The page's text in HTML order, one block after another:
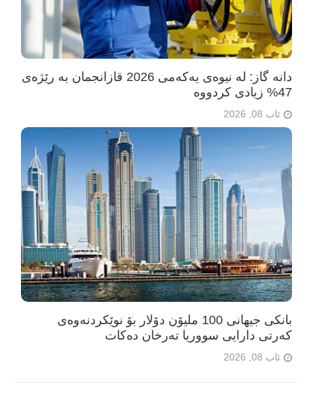
دانە گاز: لە نیوەی یەکەمی 2026 قازانجمان بە رێژەی
47% زیادی کردووە
ئاب 08, 2026
بانکی جیهانی 100 ملیۆن دۆلار بۆ نوێکردنەوەی
کەرتی دارایی سووریا تەرخان دەکات
ئاب 08, 2026